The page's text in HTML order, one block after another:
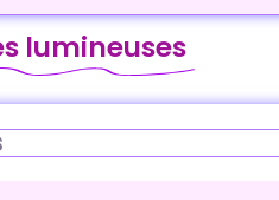
lumineuses